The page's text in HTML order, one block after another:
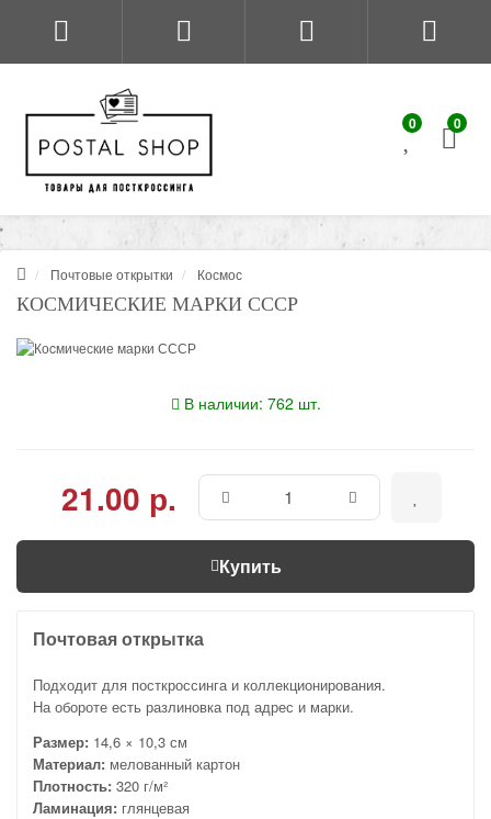
0 0
Почтовые открытки Космос
КОCМИЧЕСКИЕ МАРКИ СССР
В наличии: 762 шт.
21.00 р.
Купить
Почтовая открытка
Подходит для посткроссинга и коллекционирования.
На обороте есть разлиновка под адрес и марки.
Размер: 14,6 × 10,3 см
Материал: мелованный картон
Плотность: 320 г/м²
Ламинация: глянцевая